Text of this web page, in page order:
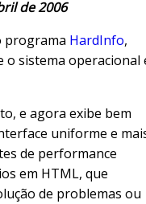
de 2006
programa HardInfo,
o sistema operacional
e agora exibe bem
uniforme e
de performance
em HTML, que
de problemas ou